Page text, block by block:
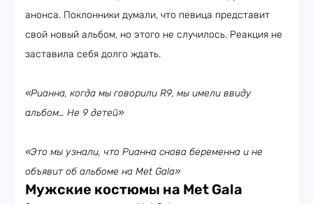
анонса. Поклонники думали, что певица представит
свой новый альбом, но этого не случилось. Реакция не
заставила себя долго ждать.
«Рианна, когда мы говорили R9, мы имели ввиду
альбом… Не 9 детей»
«Это мы узнали, что Рианна снова беременна и не
объявит об альбоме на Met Gala»
Мужские костюмы на Met Gala